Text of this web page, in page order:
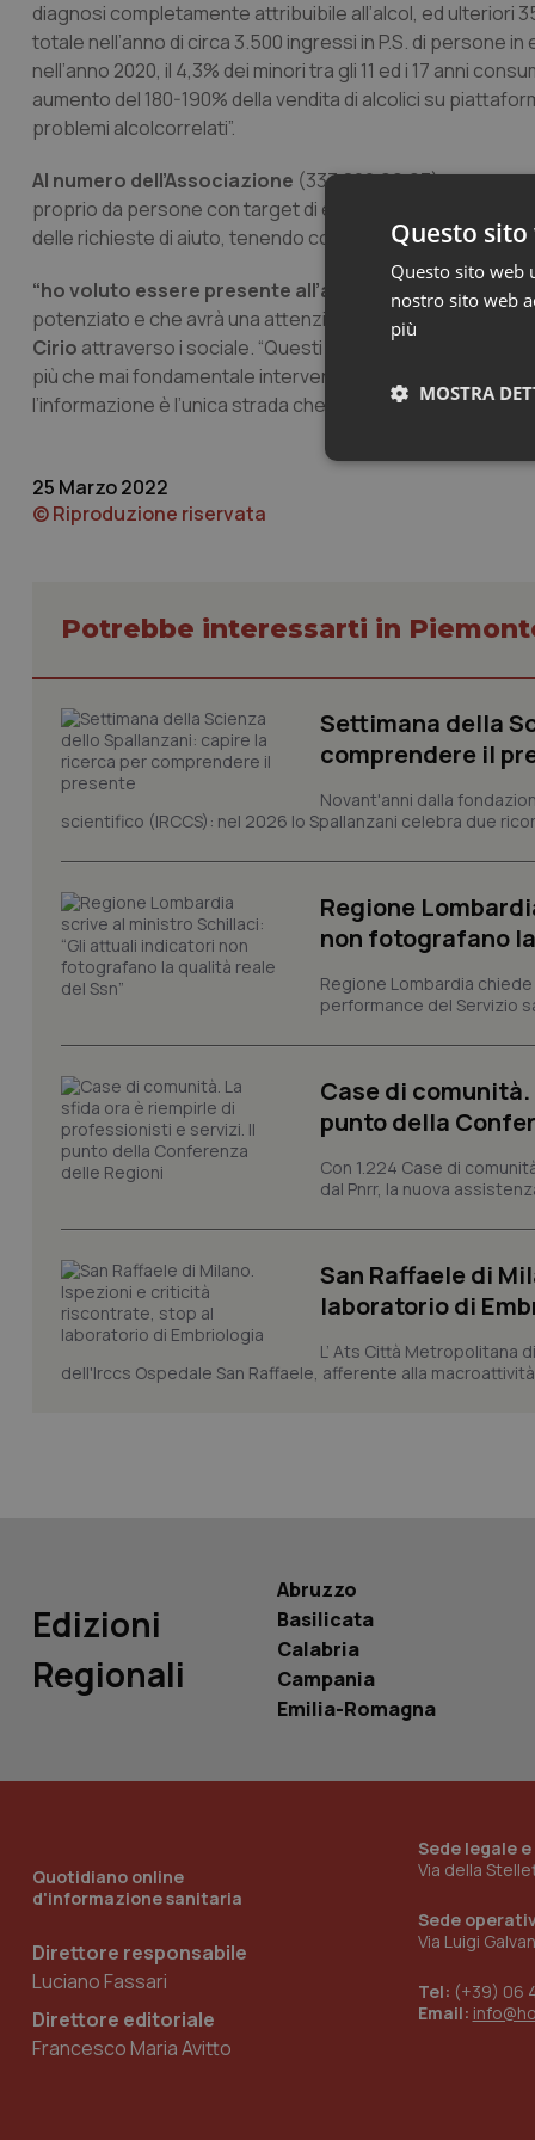
diagnosi completamente attribuibile all’alcol, ed ulteriori
totale nell’anno di circa 3.500 ingressi in P.S. di persone
nell’anno 2020, il 4,3% dei minori tra gli 11 ed i 17 anni
aumento del 180-190% della vendita di alcolici su
problemi alcolcorrelati”.
Al numero dell’Associazione (333.800.99.93), sempre
proprio da persone con target di età sempre più giovane.
delle richieste di aiuto, tenendo conto di un target di età
“ho voluto essere presente all’apertura
del nuovo
potenziato e che avrà una attenzione particolare anche
Cirio attraverso i sociale. “Questi due anni di pandemia
più che mai fondamentale intervenire in modo
l’informazione è l’unica strada che può consentire un
25 Marzo 2022
© Riproduzione riservata
Potrebbe interessarti in
Settimana della
comprendere il
Novant'anni dalla
scientifico (IRCCS): nel 2026 lo Spallanzani celebra due
Regione
non fotografano
Regione Lombardia
performance del Servizio
Case di
punto della
Con 1.224 Case di
dal Pnrr, la nuova
San Raffaele di
laboratorio di
L’ Ats Città Metropolitana
dell'Irccs Ospedale San Raffaele, afferente alla
Edizioni
Regionali
Abruzzo
Basilicata
Calabria
Campania
Emilia-Romagna
Quotidiano online
d'informazione sanitaria
Direttore responsabile
Luciano Fassari
Direttore editoriale
Francesco Maria Avitto
Sede legale
Via della
Sede
Via Luigi
Tel: (+39) 06
Email:
Questo
Questo sito web
nostro sito web
più
MOSTRA
I cookie necessari
Nome
tracking-sites-
tracking-enable
_ga
PHPSESSID
YSC
__Secure-
ROLLOUT_TOKEN
ironfish-tracking-
named-enable